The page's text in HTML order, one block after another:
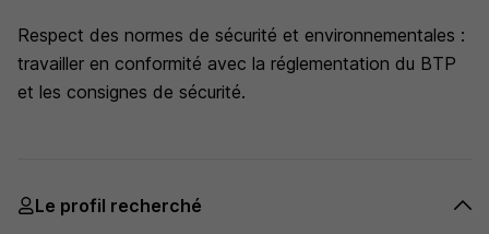
Respect des normes de sécurité et environnementales :
travailler en conformité avec la réglementation du BTP
et les consignes de sécurité.
Le profil recherché